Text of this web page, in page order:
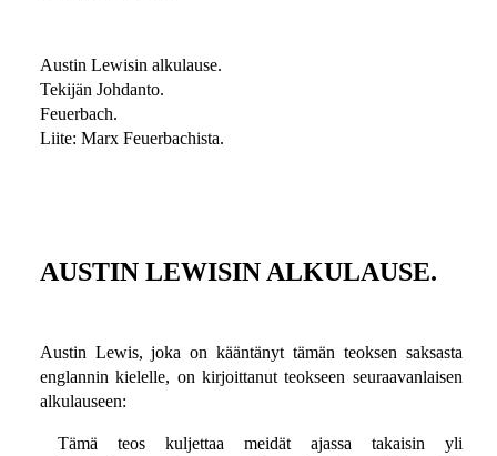
Austin Lewisin alkulause.
Tekijän Johdanto.
Feuerbach.
Liite: Marx Feuerbachista.
AUSTIN LEWISIN ALKULAUSE.
Austin Lewis, joka on kääntänyt tämän teoksen saksasta
englannin kielelle, on kirjoittanut teokseen seuraavanlaisen
alkulauseen:
Tämä teos kuljettaa meidät ajassa takaisin yli